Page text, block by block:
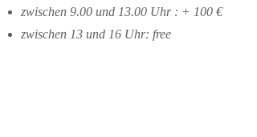
zwischen 9.00 und 13.00 Uhr : + 100 €
zwischen 13 und 16 Uhr: free